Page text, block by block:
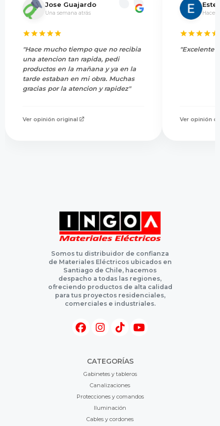
Jose Guajardo
Una semana atrás
"Hace mucho tiempo que no recibia
una atencion tan rapida, pedi
productos en la mañana y ya en la
tarde estaban en mi obra. Muchas
gracias por la atencion y rapidez"
Ver opinión original
Hace
"Excelente
Ver opinión
Somos tu distribuidor de confianza
de Materiales Eléctricos ubicados en
Santiago de Chile, hacemos
despacho a todas las regiones,
ofreciendo productos de alta calidad
para tus proyectos residenciales,
comerciales e industriales.
CATEGORÍAS
Gabinetes y tableros
Canalizaciones
Protecciones y comandos
Iluminación
Cables y cordones